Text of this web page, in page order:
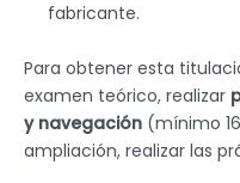
fabricante.
Para obtener esta
examen teórico, realizar
y navegación (mínimo
ampliación, realizar las